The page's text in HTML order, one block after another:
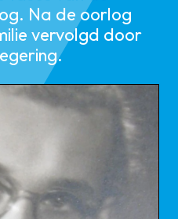
Na de oorlog
vervolgd door